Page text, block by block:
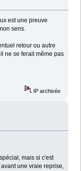
est une preuve
sens.
retour ou autre
ne se ferait même pas
IP archivée
mais si c'est
une vraie reprise,